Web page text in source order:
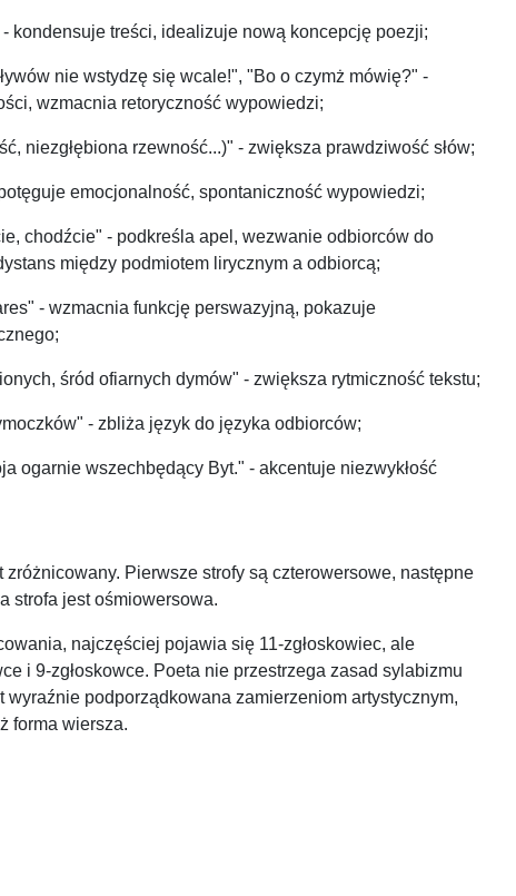
- kondensuje treści, idealizuje nową koncepcję poezji;
nie wstydzę się wcale!", "Bo o czymż mówię?" -
wzmacnia retoryczność wypowiedzi;
niezgłębiona rzewność...)" - zwiększa prawdziwość słów;
emocjonalność, spontaniczność wypowiedzi;
chodźcie" - podkreśla apel, wezwanie odbiorców do
między podmiotem lirycznym a odbiorcą;
- wzmacnia funkcję perswazyjną, pokazuje
śród ofiarnych dymów" - zwiększa rytmiczność tekstu;
- zbliża język do języka odbiorców;
ogarnie wszechbędący Byt." - akcentuje niezwykłość
zróżnicowany. Pierwsze strofy są czterowersowe, następne
strofa jest ośmiowersowa.
najczęściej pojawia się 11-zgłoskowiec, ale
i 9-zgłoskowce. Poeta nie przestrzega zasad sylabizmu
wyraźnie podporządkowana zamierzeniom artystycznym,
forma wiersza.